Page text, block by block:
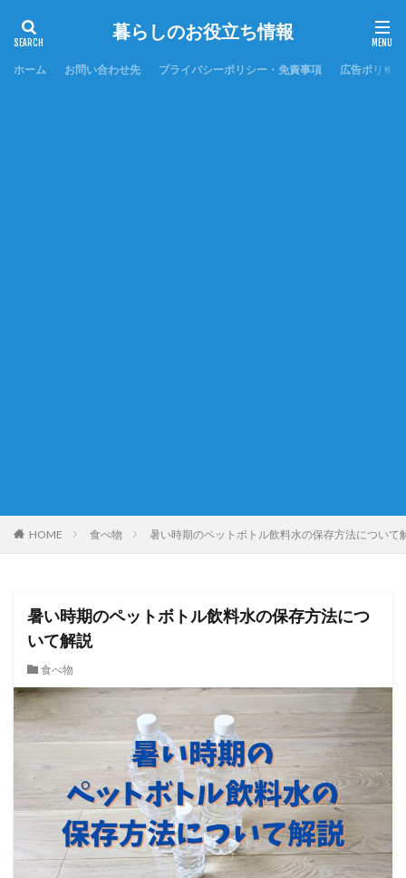
暮らしのお役立ち情報
ホーム お問い合わせ先 プライバシーポリシー・免責事項 広告ポリシー
HOME 食べ物 暑い時期のペットボトル飲料水の保存方法について
暑い時期のペットボトル飲料水の保存方法につ
いて解説
食べ物